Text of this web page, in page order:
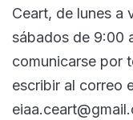
Ceart, de lunes a
sábados de 9:00
comunicarse por
escribir al correo